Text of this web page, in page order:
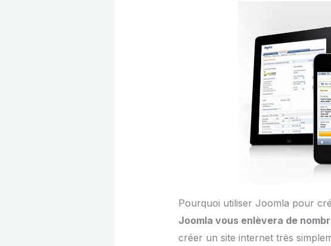
Pourquoi utiliser Joomla pour
Joomla vous enlèvera de
créer un site internet très